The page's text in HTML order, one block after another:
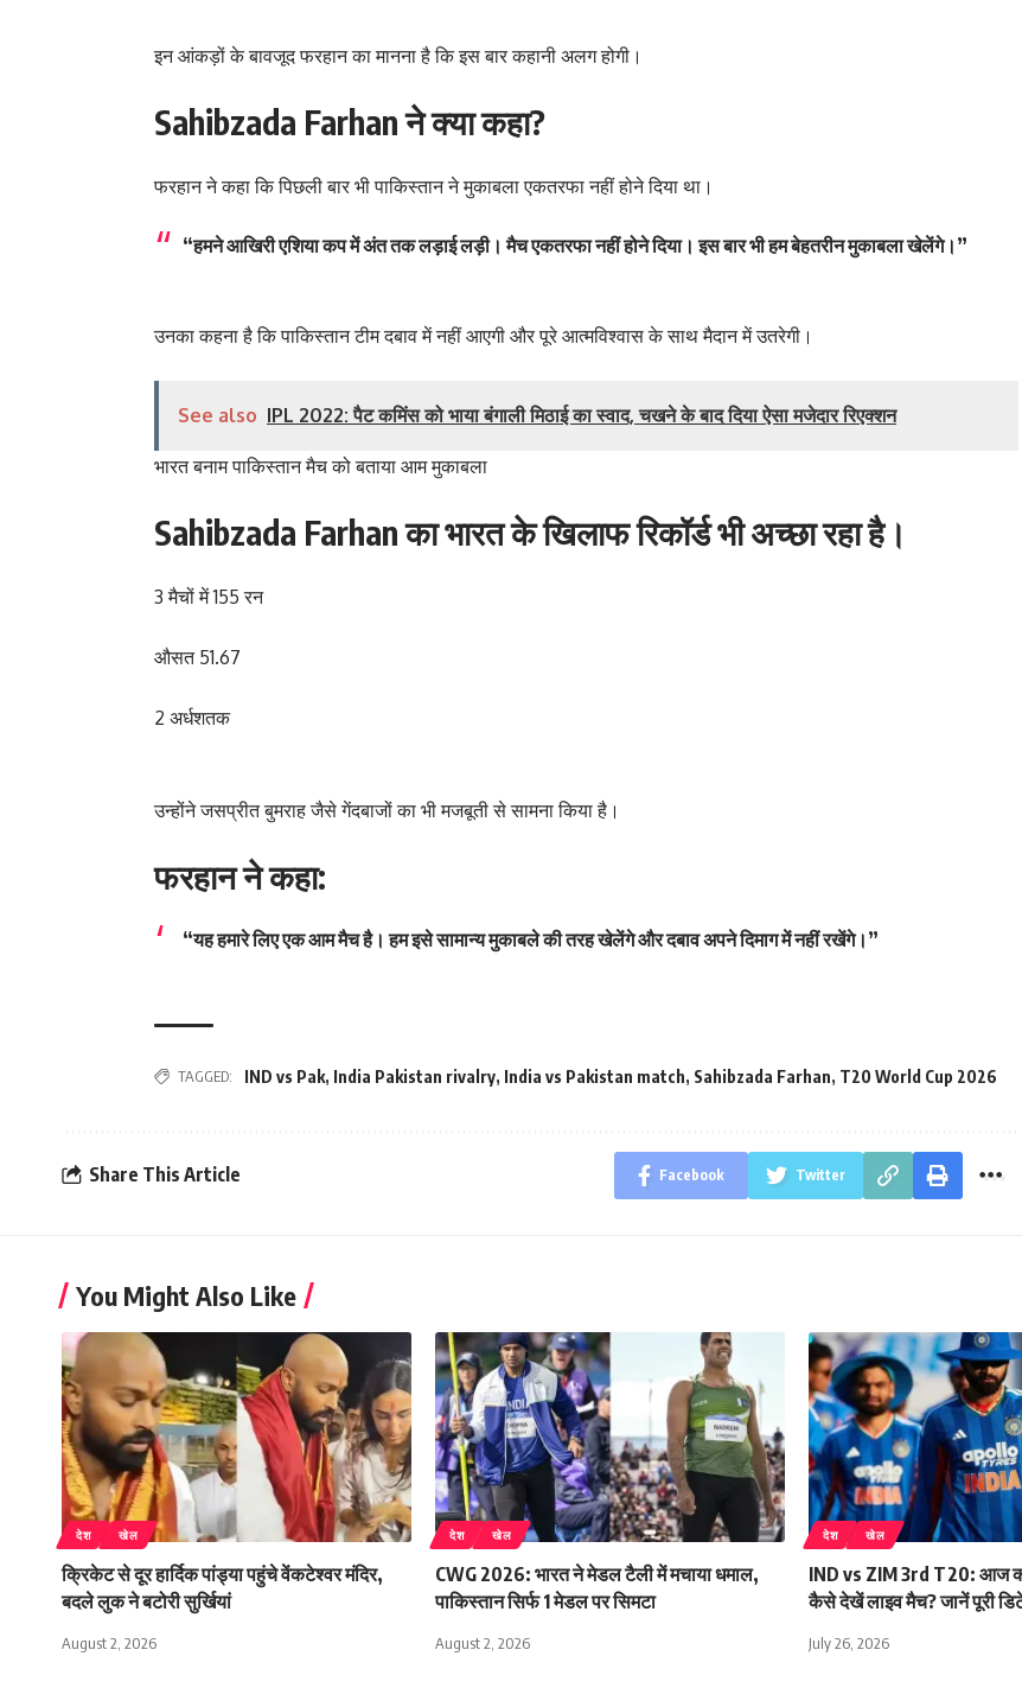
इन आंकड़ों के बावजूद फरहान का मानना है कि इस बार कहानी अलग होगी।
Sahibzada Farhan ने क्या कहा?
फरहान ने कहा कि पिछली बार भी पाकिस्तान ने मुकाबला एकतरफा नहीं होने दिया था।
“हमने आखिरी एशिया कप में अंत तक लड़ाई लड़ी। मैच एकतरफा नहीं होने दिया। इस बार भी हम बेहतरीन मुकाबला खेलेंगे।”
उनका कहना है कि पाकिस्तान टीम दबाव में नहीं आएगी और पूरे आत्मविश्वास के साथ मैदान में उतरेगी।
See also IPL 2022: पैट कमिंस को भाया बंगाली मिठाई का स्वाद, चखने के बाद दिया ऐसा मजेदार रिएक्शन
भारत बनाम पाकिस्तान मैच को बताया आम मुकाबला
Sahibzada Farhan का भारत के खिलाफ रिकॉर्ड भी अच्छा रहा है।
3 मैचों में 155 रन
औसत 51.67
2 अर्धशतक
उन्होंने जसप्रीत बुमराह जैसे गेंदबाजों का भी मजबूती से सामना किया है।
फरहान ने कहा:
“यह हमारे लिए एक आम मैच है। हम इसे सामान्य मुकाबले की तरह खेलेंगे और दबाव अपने दिमाग में नहीं रखेंगे।”
TAGGED: IND vs Pak, India Pakistan rivalry, India vs Pakistan match, Sahibzada Farhan, T20 World Cup 2026
Share This Article Facebook Twitter
You Might Also Like
देश खेल
क्रिकेट से दूर हार्दिक पांड्या पहुंचे वेंकटेश्वर मंदिर,
बदले लुक ने बटोरी सुर्खियां
August 2, 2026
देश खेल
CWG 2026: भारत ने मेडल टैली में मचाया धमाल,
पाकिस्तान सिर्फ 1 मेडल पर सिमटा
August 2, 2026
देश खेल
IND vs ZIM 3rd T20: आज
कैसे देखें लाइव मैच? जानें पूरी
July 26, 2026